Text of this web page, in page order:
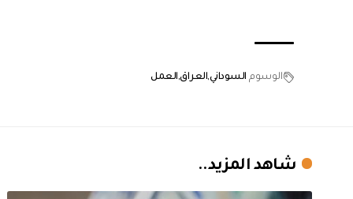
الوسوم السوداني العراق العمل
شاهد المزيد..